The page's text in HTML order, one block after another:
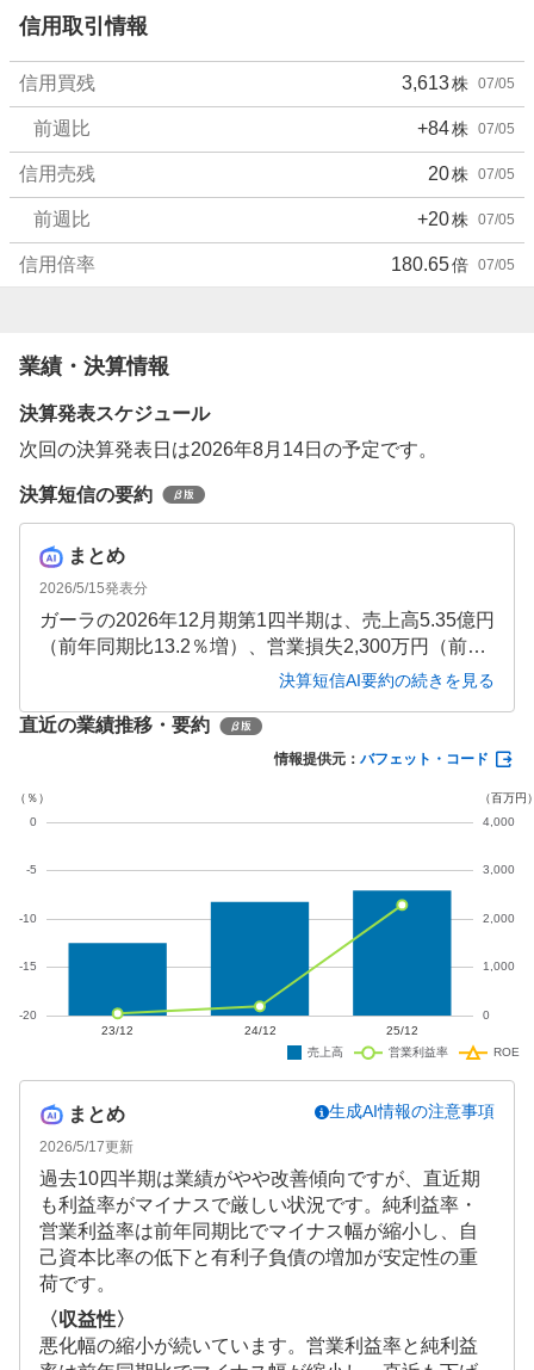
り
た
い
0
信用取引情報
信用買残 3,613株 07/05
前週比 +84株 07/05
信用売残 20株 07/05
前週比 +20株 07/05
信用倍率 180.65倍 07/05
業績・決算情報
決算発表スケジュール
次回の決算発表日は2026年8月14日の予定です。
決算短信の要約
まとめ
2026/5/15発表分
ガーラの2026年12月期第1四半期は、売上高5.35億円
（前年同期比13.2％増）、営業損失2,300万円（前年
同期比1.06億円改善）となりました。韓国セグメン
少を補って増収となり、損益も改善しています。た
だし、継続企業の前提に重要な疑義が存在してお
います。
決算短信AI要約の続きを見る
直近の業績推移・要約
情報提供元： バフェット・コード
まとめ
2026/5/17更新
生成AI情報の注意事項
過去10四半期は業績がやや改善傾向ですが、直近期
も利益率がマイナスで厳しい状況です。純利益率・
営業利益率は前年同期比でマイナス幅が縮小し、自
己資本比率の低下と有利子負債の増加が安定性の重
荷です。
〈収益性〉
悪化幅の縮小が続いています。営業利益率と純利益